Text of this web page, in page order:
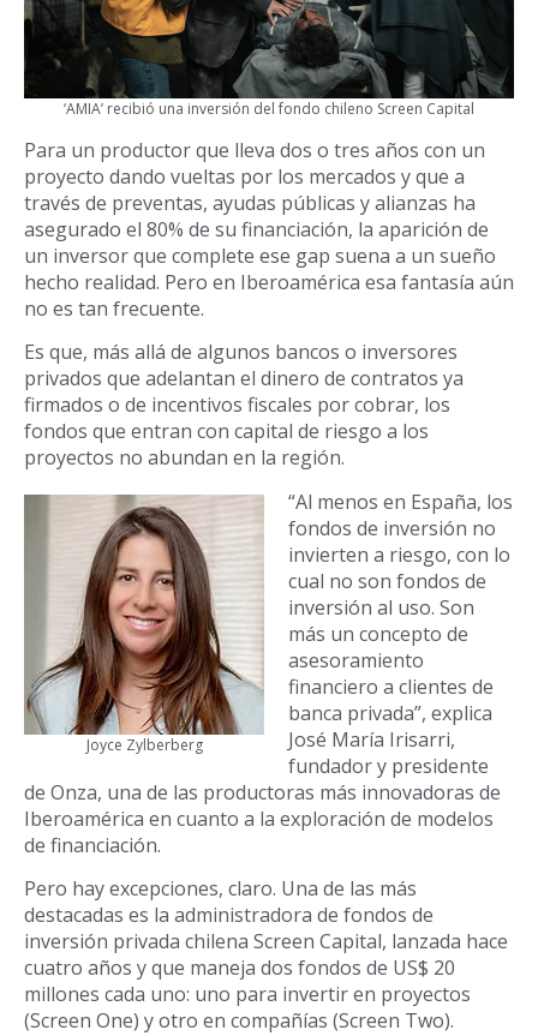
‘AMIA’ recibió una inversión del fondo chileno Screen Capital
Para un productor que lleva dos o tres años con un
proyecto dando vueltas por los mercados y que a
través de preventas, ayudas públicas y alianzas ha
asegurado el 80% de su financiación, la aparición de
un inversor que complete ese gap suena a un sueño
hecho realidad. Pero en Iberoamérica esa fantasía aún
no es tan frecuente.
Es que, más allá de algunos bancos o inversores
privados que adelantan el dinero de contratos ya
firmados o de incentivos fiscales por cobrar, los
fondos que entran con capital de riesgo a los
proyectos no abundan en la región.
Joyce Zylberberg
“Al menos en España, los
fondos de inversión no
invierten a riesgo, con lo
cual no son fondos de
inversión al uso. Son
más un concepto de
asesoramiento
financiero a clientes de
banca privada”, explica
José María Irisarri,
fundador y presidente
de Onza, una de las productoras más innovadoras de
Iberoamérica en cuanto a la exploración de modelos
de financiación.
Pero hay excepciones, claro. Una de las más
destacadas es la administradora de fondos de
inversión privada chilena Screen Capital, lanzada hace
cuatro años y que maneja dos fondos de US$ 20
millones cada uno: uno para invertir en proyectos
(Screen One) y otro en compañías (Screen Two).